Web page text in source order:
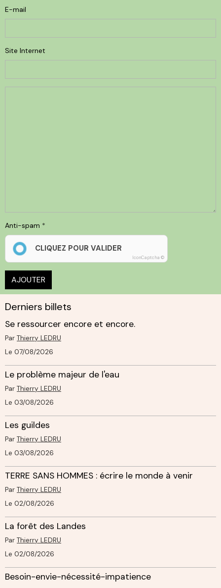
E-mail
Site Internet
Anti-spam
CLIQUEZ POUR VALIDER
IconCaptcha ©
AJOUTER
Derniers billets
Se ressourcer encore et encore.
Par Thierry LEDRU
Le 07/08/2026
Le problème majeur de l'eau
Par Thierry LEDRU
Le 03/08/2026
Les guildes
Par Thierry LEDRU
Le 03/08/2026
TERRE SANS HOMMES : écrire le monde à venir
Par Thierry LEDRU
Le 02/08/2026
La forêt des Landes
Par Thierry LEDRU
Le 02/08/2026
Besoin-envie-nécessité-impatience